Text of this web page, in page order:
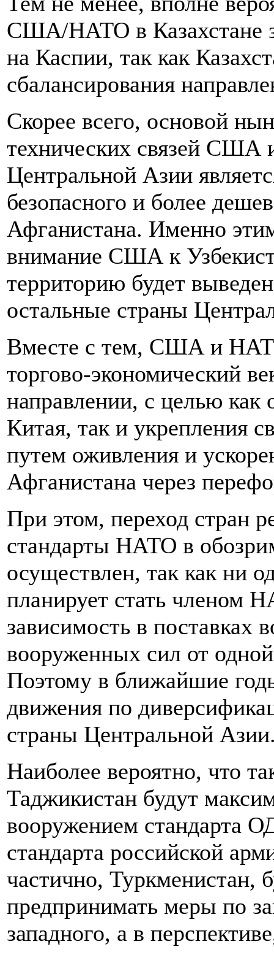
США/НАТО в Казахстане
на Каспии, так как
сбалансирования
Скорее всего, основой
технических связей
Центральной Азии
безопасного и более
Афганистана. Именно
внимание США к
территорию будет
остальные страны
Вместе с тем, США и
торгово-экономический
направлении, с целью как
Китая, так и укрепления
путем оживления и
Афганистана через
При этом, переход стран
стандарты НАТО в
осуществлен, так как ни
планирует стать членом
зависимость в поставках
вооруженных сил от
Поэтому в ближайшие
движения по
страны Центральной
Наиболее вероятно, что
Таджикистан будут
вооружением стандарта
стандарта российской
частично, Туркменистан,
предпринимать меры по
западного, а в